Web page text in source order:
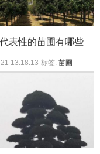
表性的苗圃有哪些
13:18:13 标签:苗圃